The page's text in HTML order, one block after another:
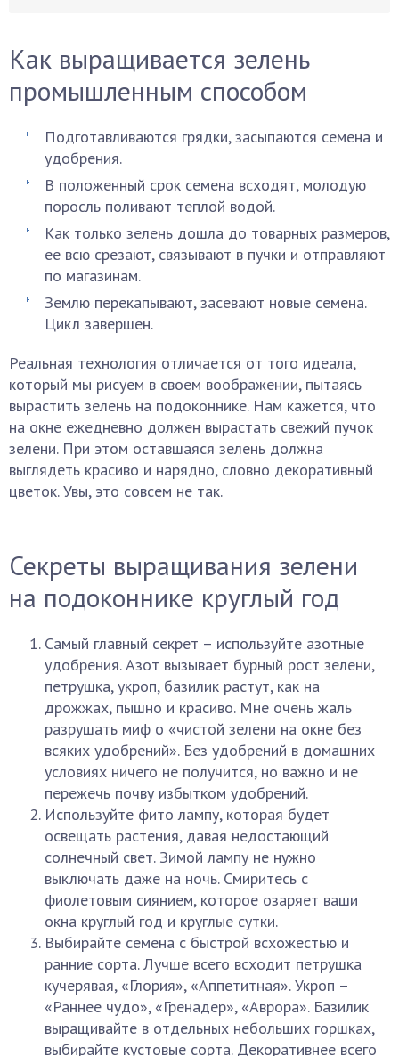
Как выращивается зелень
промышленным способом
Подготавливаются грядки, засыпаются семена и
удобрения.
В положенный срок семена всходят, молодую
поросль поливают теплой водой.
Как только зелень дошла до товарных размеров,
ее всю срезают, связывают в пучки и отправляют
по магазинам.
Землю перекапывают, засевают новые семена.
Цикл завершен.
Реальная технология отличается от того идеала,
который мы рисуем в своем воображении, пытаясь
вырастить зелень на подоконнике. Нам кажется, что
на окне ежедневно должен вырастать свежий пучок
зелени. При этом оставшаяся зелень должна
выглядеть красиво и нарядно, словно декоративный
цветок. Увы, это совсем не так.
Секреты выращивания зелени
на подоконнике круглый год
Самый главный секрет – используйте азотные
удобрения. Азот вызывает бурный рост зелени,
петрушка, укроп, базилик растут, как на
дрожжах, пышно и красиво. Мне очень жаль
разрушать миф о «чистой зелени на окне без
всяких удобрений». Без удобрений в домашних
условиях ничего не получится, но важно и не
пережечь почву избытком удобрений.
Используйте фито лампу, которая будет
освещать растения, давая недостающий
солнечный свет. Зимой лампу не нужно
выключать даже на ночь. Смиритесь с
фиолетовым сиянием, которое озаряет ваши
окна круглый год и круглые сутки.
Выбирайте семена с быстрой всхожестью и
ранние сорта. Лучше всего всходит петрушка
кучерявая, «Глория», «Аппетитная». Укроп –
«Раннее чудо», «Гренадер», «Аврора». Базилик
выращивайте в отдельных небольших горшках,
выбирайте кустовые сорта. Декоративнее всего